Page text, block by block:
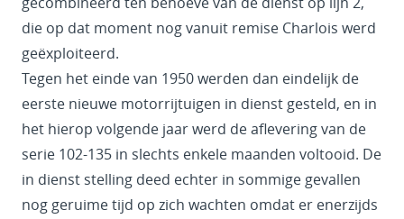
die op dat moment nog vanuit remise Charlois werd
geëxploiteerd.
Tegen het einde van 1950 werden dan eindelijk de
eerste nieuwe motorrijtuigen in dienst gesteld, en in
het hierop volgende jaar werd de aflevering van de
serie 102-135 in slechts enkele maanden voltooid. De
in dienst stelling deed echter in sommige gevallen
nog geruime tijd op zich wachten omdat er enerzijds